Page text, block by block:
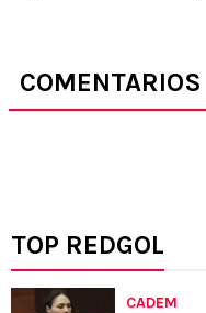
COMENTARIOS
TOP REDGOL
CADEM